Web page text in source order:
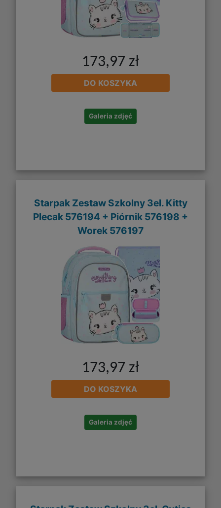
173,97 zł
DO KOSZYKA
Galeria zdjęć
Starpak Zestaw Szkolny 3el. Kitty
Plecak 576194 + Piórnik 576198 +
Worek 576197
173,97 zł
DO KOSZYKA
Galeria zdjęć